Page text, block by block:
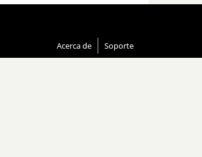
Acerca de Soporte